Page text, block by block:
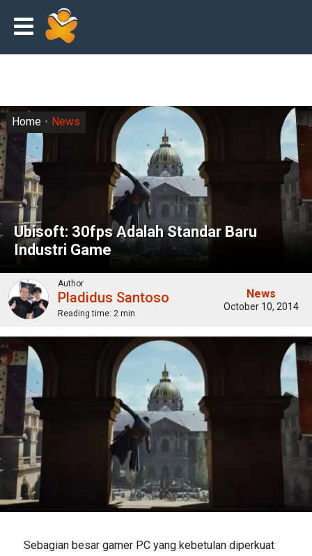
Ubisoft: 30fps Adalah Standar Baru
Industri Game
Home News
Author
Pladidus Santoso
Reading time: 2 min
News
October 10, 2014
Sebagian besar gamer PC yang kebetulan diperkuat